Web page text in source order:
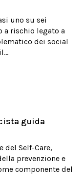
uno su sei
a rischio legato a
dei social
guida
del Self-Care,
prevenzione e
componente del